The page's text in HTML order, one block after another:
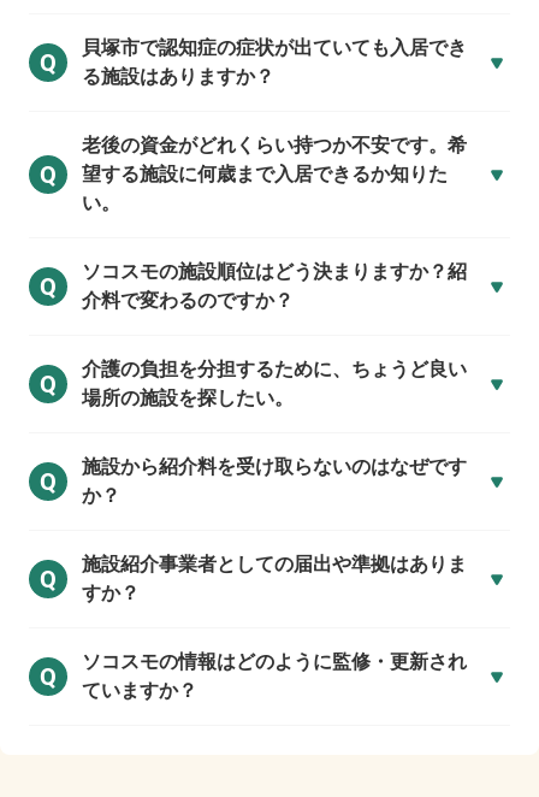
Q
貝塚市で認知症の症状が出ていても入居でき
る施設はありますか？
Q
老後の資金がどれくらい持つか不安です。希
望する施設に何歳まで入居できるか知りた
い。
Q
ソコスモの施設順位はどう決まりますか？紹
介料で変わるのですか？
Q
介護の負担を分担するために、ちょうど良い
場所の施設を探したい。
Q
施設から紹介料を受け取らないのはなぜです
か？
Q
施設紹介事業者としての届出や準拠はありま
すか？
Q
ソコスモの情報はどのように監修・更新され
ていますか？